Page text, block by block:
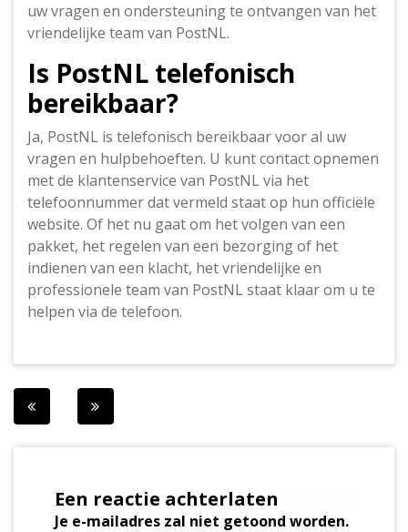
uw vragen en ondersteuning te ontvangen van het
vriendelijke team van PostNL.
Is PostNL telefonisch
bereikbaar?
Ja, PostNL is telefonisch bereikbaar voor al uw
vragen en hulpbehoeften. U kunt contact opnemen
met de klantenservice van PostNL via het
telefoonnummer dat vermeld staat op hun officiële
website. Of het nu gaat om het volgen van een
pakket, het regelen van een bezorging of het
indienen van een klacht, het vriendelijke en
professionele team van PostNL staat klaar om u te
helpen via de telefoon.
Berichtnavigatie
Een reactie achterlaten
Je e-mailadres zal niet getoond worden.